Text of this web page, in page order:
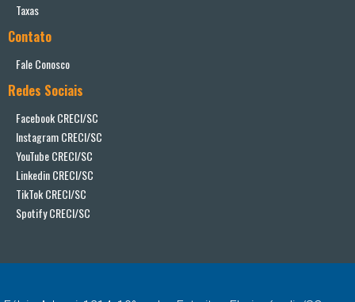
Taxas
Contato
Fale Conosco
Redes Sociais
Facebook CRECI/SC
Instagram CRECI/SC
YouTube CRECI/SC
Linkedin CRECI/SC
TikTok CRECI/SC
Spotify CRECI/SC